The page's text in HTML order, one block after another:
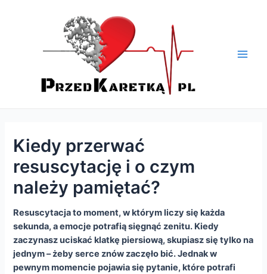
Kiedy przerwać
resuscytację i o czym
należy pamiętać?
Resuscytacja to moment, w którym liczy się każda
sekunda, a emocje potrafią sięgnąć zenitu. Kiedy
zaczynasz uciskać klatkę piersiową, skupiasz się tylko na
jednym – żeby serce znów zaczęło bić. Jednak w
pewnym momencie pojawia się pytanie, które potrafi